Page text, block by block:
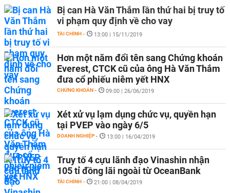
Bị can Hà Văn Thắm lần thứ hai bị truy tố
vi phạm quy định về cho vay
TÀI CHÍNH - 13:00 | 15/11/2019
Hơn một năm đổi tên sang Chứng khoán
Everest, CTCK cũ của ông Hà Văn Thắm
đưa cổ phiếu niêm yết HNX
CHỨNG KHOÁN - 09:00 | 26/06/2019
Xét xử vụ lạm dụng chức vụ, quyền hạn
tại PVEP vào ngày 6/5
DOANH NGHIỆP - 13:00 | 16/04/2019
Truy tố 4 cựu lãnh đạo Vinashin nhận
105 tỉ đồng lãi ngoài từ OceanBank
TÀI CHÍNH - 21:00 | 08/04/2019